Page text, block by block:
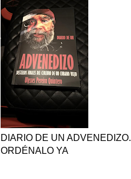
DIARIO DE UN ADVENEDIZO.
ORDÉNALO YA